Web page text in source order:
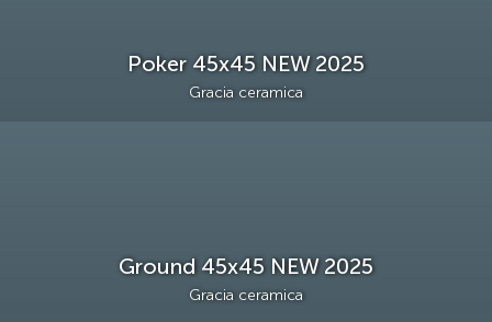
Poker 45х45 NEW 2025
Gracia ceramica
Ground 45х45 NEW 2025
Gracia ceramica